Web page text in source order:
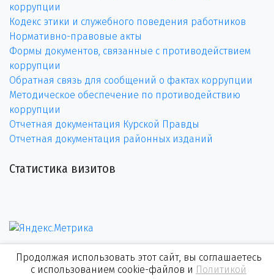
коррупции
Кодекс этики и служебного поведения работников
Нормативно-правовые акты
Формы документов, связанные с противодействием
коррупции
Обратная связь для сообщений о фактах коррупции
Методическое обеспечение по противодействию
коррупции
Отчетная документация Курской Правды
Отчетная документация районных изданий
Статистика визитов
Продолжая использовать этот сайт, вы соглашаетесь
с использованием cookie-файлов и Политикой